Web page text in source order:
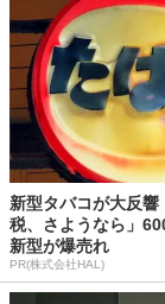
新型タバコが大反響
税、さようなら」
新型が爆売れ
PR(株式会社HAL)